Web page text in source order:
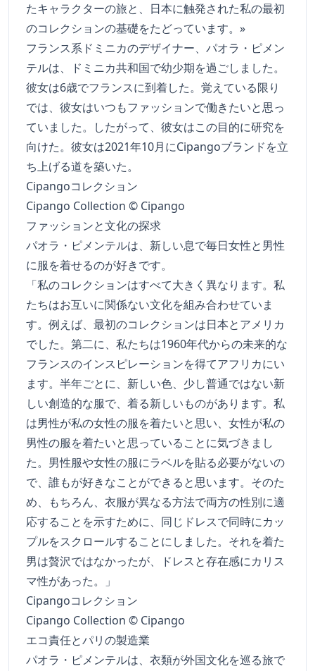
たキャラクターの旅と、日本に触発された私の最初
のコレクションの基礎をたどっています。»
フランス系ドミニカのデザイナー、パオラ・ピメン
テルは、ドミニカ共和国で幼少期を過ごしました。
彼女は6歳でフランスに到着した。覚えている限り
では、彼女はいつもファッションで働きたいと思っ
ていました。したがって、彼女はこの目的に研究を
向けた。彼女は2021年10月にCipangoブランドを立
ち上げる道を築いた。
Cipangoコレクション
Cipango Collection © Cipango
ファッションと文化の探求
パオラ・ピメンテルは、新しい息で毎日女性と男性
に服を着せるのが好きです。
「私のコレクションはすべて大きく異なります。私
たちはお互いに関係ない文化を組み合わせていま
す。例えば、最初のコレクションは日本とアメリカ
でした。第二に、私たちは1960年代からの未来的な
フランスのインスピレーションを得てアフリカにい
ます。半年ごとに、新しい色、少し普通ではない新
しい創造的な服で、着る新しいものがあります。私
は男性が私の女性の服を着たいと思い、女性が私の
男性の服を着たいと思っていることに気づきまし
た。男性服や女性の服にラベルを貼る必要がないの
で、誰もが好きなことができると思います。そのた
め、もちろん、衣服が異なる方法で両方の性別に適
応することを示すために、同じドレスで同時にカッ
プルをスクロールすることにしました。それを着た
男は贅沢ではなかったが、ドレスと存在感にカリス
マ性があった。」
Cipangoコレクション
Cipango Collection © Cipango
エコ責任とパリの製造業
パオラ・ピメンテルは、衣類が外国文化を巡る旅で